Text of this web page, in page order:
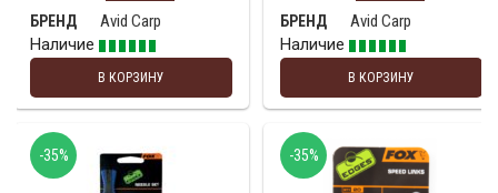
БРЕНД
Avid Carp
Наличие
В КОРЗИНУ
БРЕНД
Avid Carp
Наличие
В КОРЗИНУ
-35% -35%